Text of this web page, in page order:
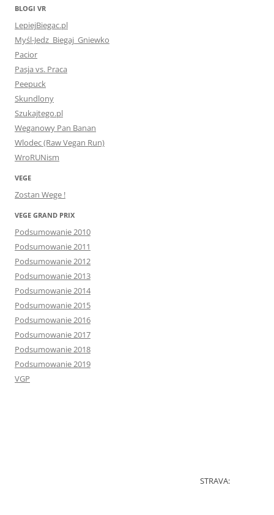
BLOGI VR
LepiejBiegac.pl
Myśl-Jedz_Biegaj_Gniewko
Pacior
Pasja vs. Praca
Peepuck
Skundlony
Szukajtego.pl
Weganowy Pan Banan
Wlodec (Raw Vegan Run)
WroRUNism
VEGE
Zostan Wege !
VEGE GRAND PRIX
Podsumowanie 2010
Podsumowanie 2011
Podsumowanie 2012
Podsumowanie 2013
Podsumowanie 2014
Podsumowanie 2015
Podsumowanie 2016
Podsumowanie 2017
Podsumowanie 2018
Podsumowanie 2019
VGP
STRAVA: